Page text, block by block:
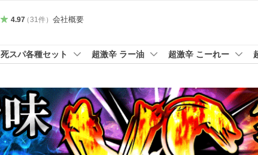
4.97（31 件） 会社概要
死スパ各種セット 超激辛 ラー油 超激辛 こーれー